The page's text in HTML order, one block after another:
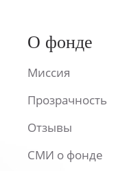
О фонде
Миссия
Прозрачность
Отзывы
СМИ о фонде